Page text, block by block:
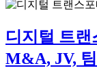
디지털 트
M&A, JV,